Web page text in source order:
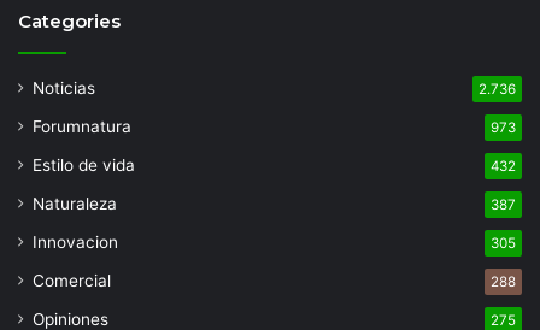
Categories
Noticias 2.736
Forumnatura 973
Estilo de vida 432
Naturaleza 387
Innovacion 305
Comercial 288
Opiniones 275